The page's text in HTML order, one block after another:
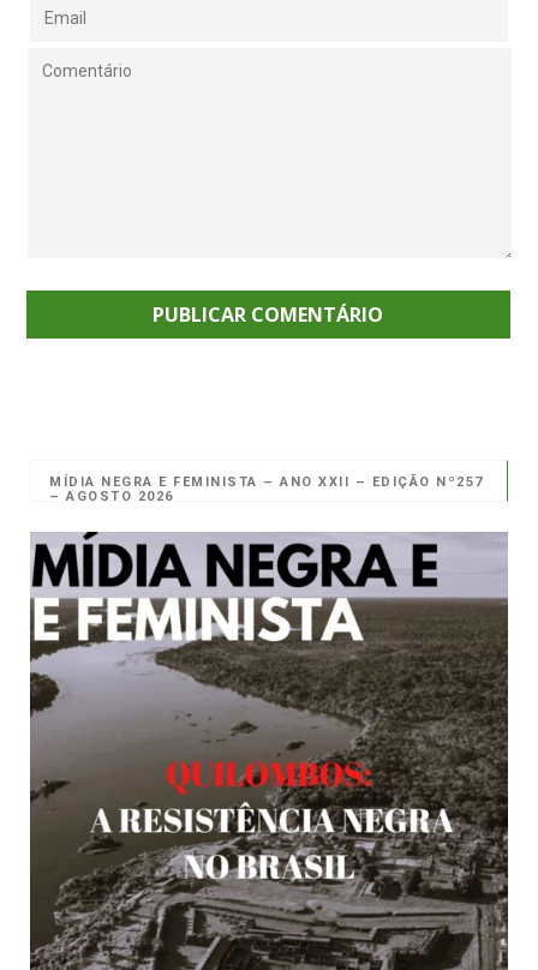
MÍDIA NEGRA E FEMINISTA – ANO XXII – EDIÇÃO Nº257
– AGOSTO 2026